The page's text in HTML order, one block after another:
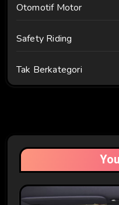
Otomotif Motor
Safety Riding
Tak Berkategori